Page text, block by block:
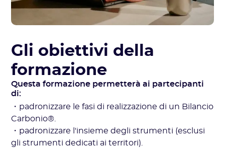
Gli obiettivi della
formazione
Questa formazione permetterà ai partecipanti
di:
・padronizzare le fasi di realizzazione di un Bilancio
Carbonio®.
・padronizzare l'insieme degli strumenti (esclusi
gli strumenti dedicati ai territori).